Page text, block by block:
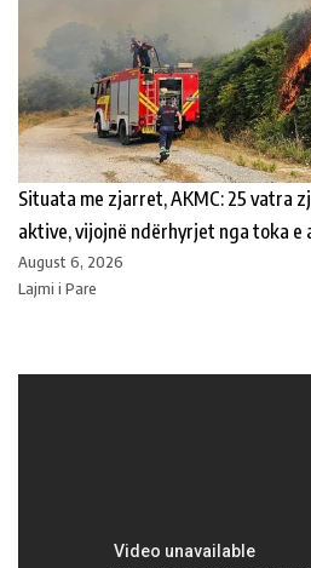
Situata me zjarret, AKMC: 25 vatra
aktive, vijojnë ndërhyrjet nga toka e
August 6, 2026
Lajmi i Pare